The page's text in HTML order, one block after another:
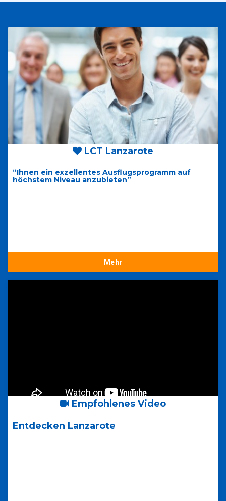
LCT Lanzarote
“Ihnen ein exzellentes Ausflugsprogramm auf
höchstem Niveau anzubieten”
Mehr
Empfohlenes Video
Entdecken Lanzarote